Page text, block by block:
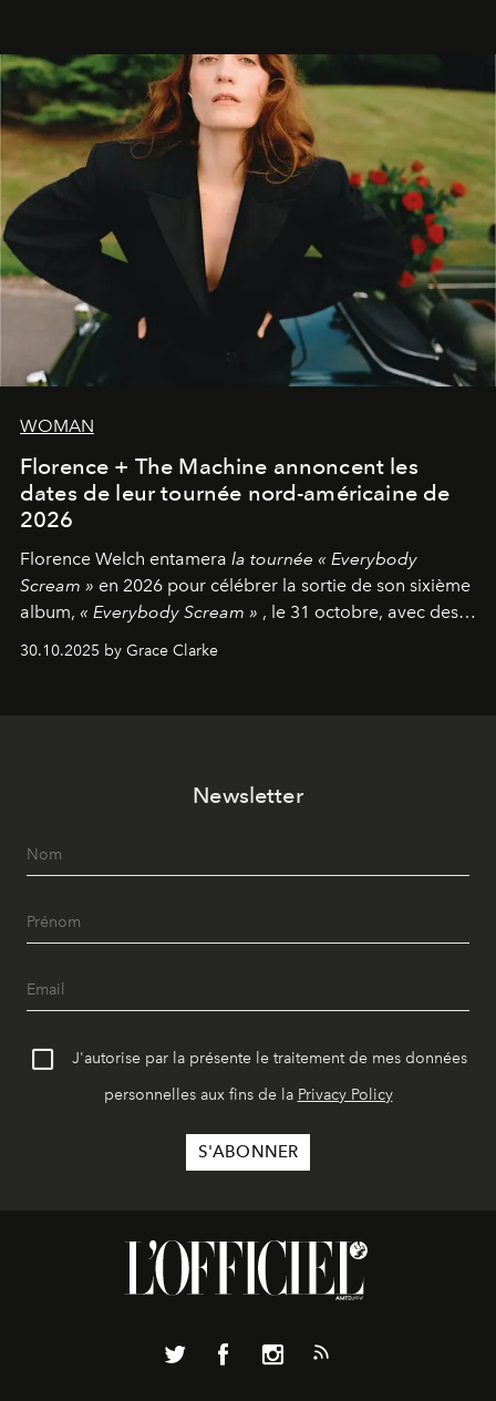
WOMAN
Florence + The Machine annoncent les
dates de leur tournée nord-américaine de
2026
Florence Welch entamera la tournée « Everybody
Scream » en 2026 pour célébrer la sortie de son sixième
album, « Everybody Scream » , le 31 octobre, avec des
30.10.2025 by Grace Clarke
Newsletter
J'autorise par la présente le traitement de mes données
personnelles aux fins de la Privacy Policy